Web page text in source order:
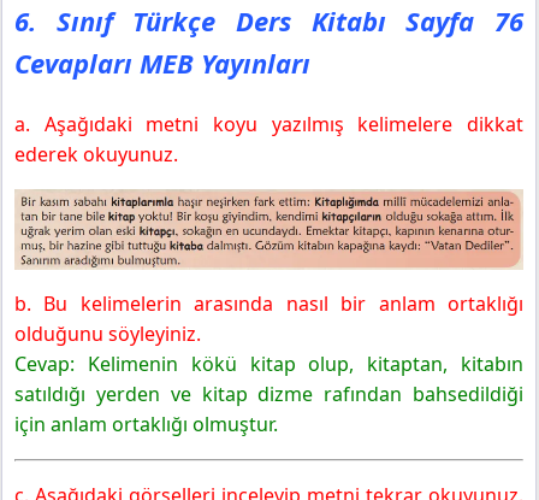
6. Sınıf Türkçe Ders Kitabı Sayfa 76
Cevapları MEB Yayınları
a. Aşağıdaki metni koyu yazılmış kelimelere dikkat
ederek okuyunuz.
b. Bu kelimelerin arasında nasıl bir anlam ortaklığı
olduğunu söyleyiniz.
Cevap: Kelimenin kökü kitap olup, kitaptan, kitabın
satıldığı yerden ve kitap dizme rafından bahsedildiği
için anlam ortaklığı olmuştur.